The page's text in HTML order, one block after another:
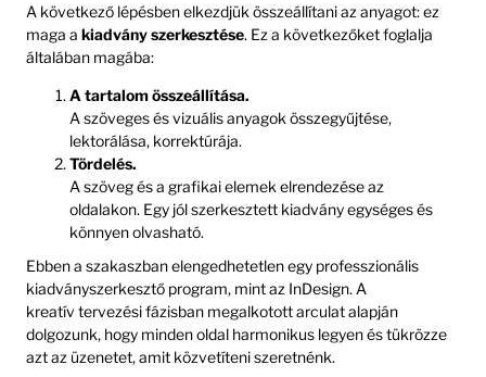
A következő lépésben elkezdjük összeállítani az anyagot: ez
maga a kiadvány szerkesztése. Ez a következőket foglalja
általában magába:
A tartalom összeállítása.
A szöveges és vizuális anyagok összegyűjtése,
lektorálása, korrektúrája.
Tördelés.
A szöveg és a grafikai elemek elrendezése az
oldalakon. Egy jól szerkesztett kiadvány egységes és
könnyen olvasható.
Ebben a szakaszban elengedhetetlen egy professzionális
kiadványszerkesztő program, mint az InDesign. A
kreatív tervezési fázisban megalkotott arculat alapján
dolgozunk, hogy minden oldal harmonikus legyen és tükrözze
azt az üzenetet, amit közvetíteni szeretnénk.